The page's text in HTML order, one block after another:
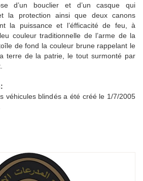
d’un bouclier et d’un casque qui
la protection ainsi que deux canons
la puissance et l’éfficacité de feu, à
couleur traditionnelle de l’arme de la
de fond la couleur brune rappelant le
terre de la patrie, le tout surmonté par
véhicules blindés a été créé le 1/7/2005